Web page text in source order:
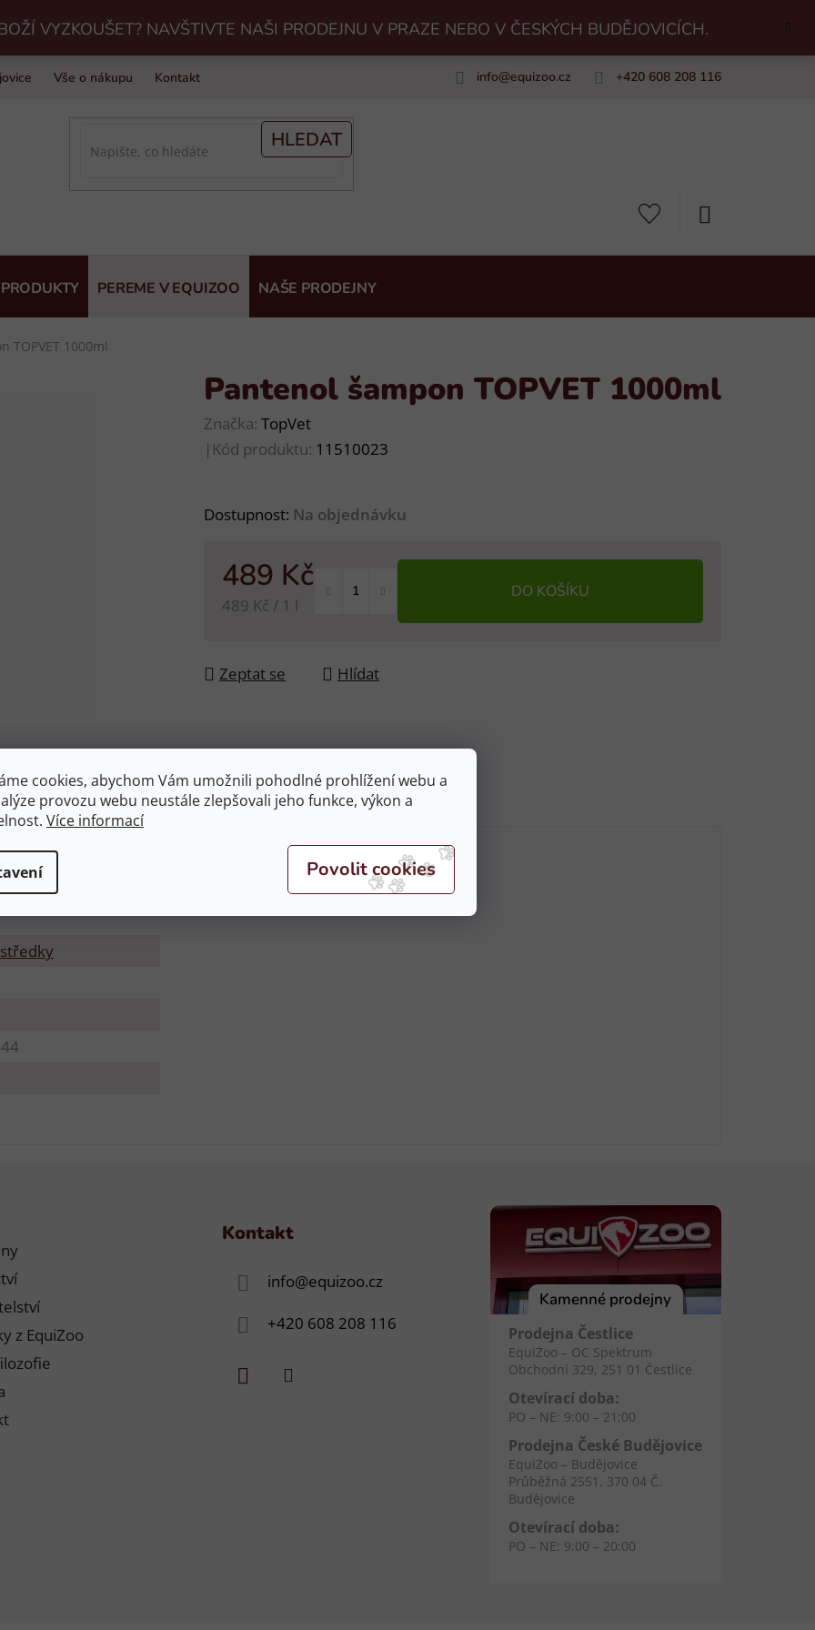
cookies, abychom Vám umožnili pohodlné prohlížení webu a
provozu webu neustále zlepšovali jeho funkce, výkon a
Více informací
VYZKOUŠET? NAVŠTIVTE NAŠI PRODEJNU V PRAZE NEBO V ČESKÝCH BUDĚJOVICÍCH.
Vše o nákupu Kontakt info@equizoo.cz +420 608 208 116
HLEDAT
PEREME V EQUIZOO NAŠE PRODEJNY
TOPVET 1000ml
Pantenol šampon TOPVET 1000ml
Značka: TopVet
| Kód produktu: 11510023
Dostupnost: Na objednávku
489 Kč
Měrná cena:
489 Kč / 1 l
DO KOŠÍKU
Zeptat se Hlídat
z EquiZoo
Kontakt
info@equizoo.cz
+420 608 208 116
Kamenné prodejny
Prodejna Čestlice
EquiZoo – OC Spektrum
Obchodní 329, 251 01 Čestlice
Otevírací doba:
PO – NE: 9:00 – 21:00
Prodejna České Budějovice
EquiZoo – Budějovice
Průběžná 2551, 370 04 Č.
Budějovice
Otevírací doba:
PO – NE: 9:00 – 20:00